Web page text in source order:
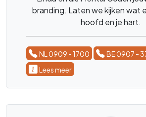
branding. Laten we kijken wat
hoofd en je hart.
NL 0909 - 1700
BE 0907 -
Lees meer